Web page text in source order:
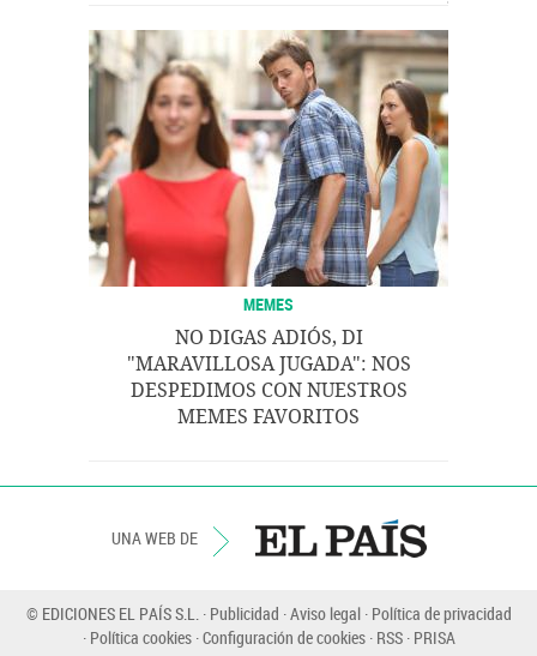
MEMES
NO DIGAS ADIÓS, DI
"MARAVILLOSA JUGADA": NOS
DESPEDIMOS CON NUESTROS
MEMES FAVORITOS
UNA WEB DE
© EDICIONES EL PAÍS S.L. Publicidad Aviso legal Política de privacidad
Política cookies Configuración de cookies RSS PRISA